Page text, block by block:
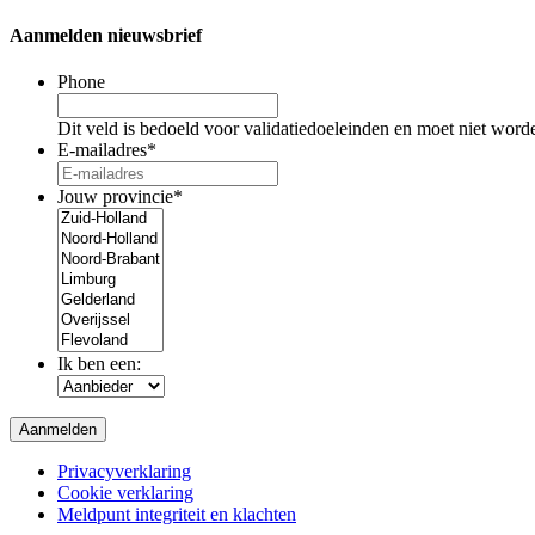
Aanmelden nieuwsbrief
Phone
Dit veld is bedoeld voor validatiedoeleinden en moet niet
E-mailadres*
Jouw provincie*
Ik ben een:
Privacyverklaring
Cookie verklaring
Meldpunt integriteit en klachten